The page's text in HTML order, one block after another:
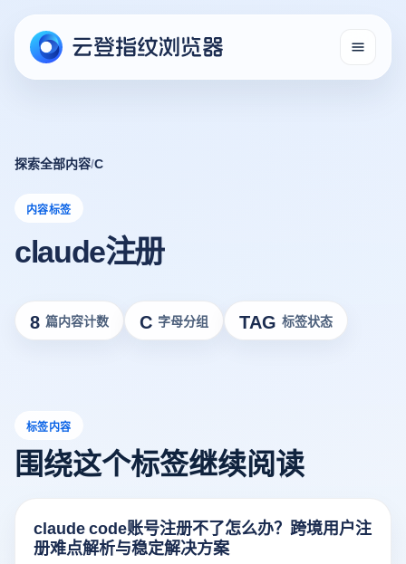
探索全部内容/C
内容标签
claude注册
8 篇内容计数 C 字母分组 TAG 标签状态
标签内容
围绕这个标签继续阅读
claude code账号注册不了怎么办？跨境用户注
册难点解析与稳定解决方案